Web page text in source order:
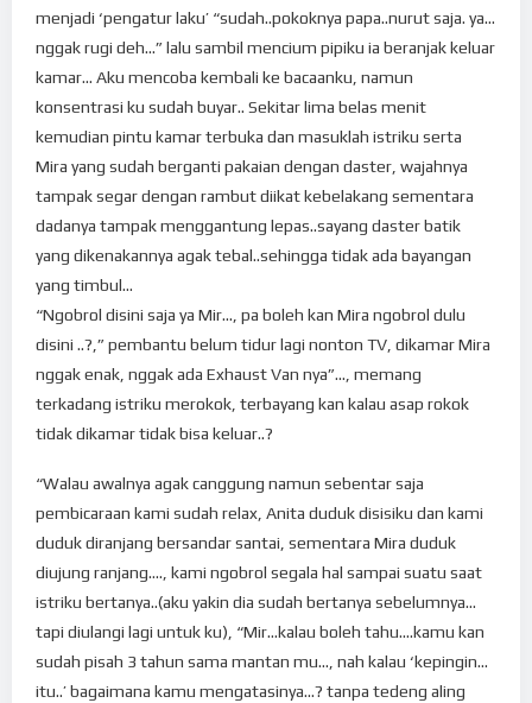
menjadi ‘pengatur laku’ “sudah..pokoknya papa..nurut saja. ya…
nggak rugi deh…” lalu sambil mencium pipiku ia beranjak keluar
kamar… Aku mencoba kembali ke bacaanku, namun
konsentrasi ku sudah buyar.. Sekitar lima belas menit
kemudian pintu kamar terbuka dan masuklah istriku serta
Mira yang sudah berganti pakaian dengan daster, wajahnya
tampak segar dengan rambut diikat kebelakang sementara
dadanya tampak menggantung lepas..sayang daster batik
yang dikenakannya agak tebal..sehingga tidak ada bayangan
yang timbul…
“Ngobrol disini saja ya Mir…, pa boleh kan Mira ngobrol dulu
disini ..?,” pembantu belum tidur lagi nonton TV, dikamar Mira
nggak enak, nggak ada Exhaust Van nya”…, memang
terkadang istriku merokok, terbayang kan kalau asap rokok
tidak dikamar tidak bisa keluar..?
“Walau awalnya agak canggung namun sebentar saja
pembicaraan kami sudah relax, Anita duduk disisiku dan kami
duduk diranjang bersandar santai, sementara Mira duduk
diujung ranjang…., kami ngobrol segala hal sampai suatu saat
istriku bertanya..(aku yakin dia sudah bertanya sebelumnya…
tapi diulangi lagi untuk ku), “Mir…kalau boleh tahu….kamu kan
sudah pisah 3 tahun sama mantan mu…, nah kalau ‘kepingin…
itu..’ bagaimana kamu mengatasinya…? tanpa tedeng aling